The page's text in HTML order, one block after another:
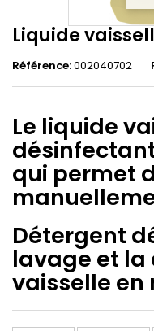
Liquide
Référence:002040702
Le liquide
qui permet
Détergent
lavage et la
vaisselle en